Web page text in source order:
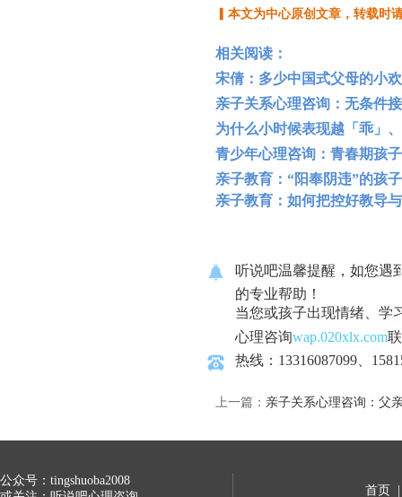
▎本文为中心原创文章，转载时
相关阅读：
宋倩：多少中国式父母的小
亲子关系心理咨询：无条件
为什么小时候表现越「乖」
青少年心理咨询：青春期孩
亲子教育：“阳奉阴违”的孩
亲子教育：如何把控好教导
听说吧温馨提醒，如您遇
的专业帮助！
当您或孩子出现情绪、学
心理咨询wap.020xlx.com
热线：13316087099、
上一篇： 亲子关系心理咨询：父
公众号：tingshuoba2008
首页